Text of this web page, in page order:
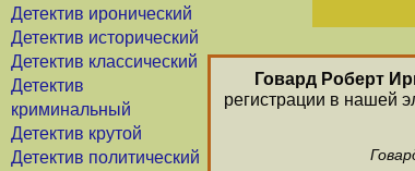
Детектив иронический
Детектив исторический
Детектив классический
Детектив
криминальный
Детектив крутой
Детектив политический
Говард Роберт
регистрации в нашей